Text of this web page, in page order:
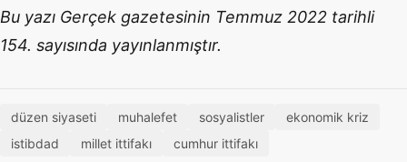
Bu yazı Gerçek gazetesinin Temmuz 2022 tarihli
154. sayısında yayınlanmıştır.
düzen siyaseti muhalefet sosyalistler
ekonomik kriz
istibdad
millet ittifakı cumhur ittifakı